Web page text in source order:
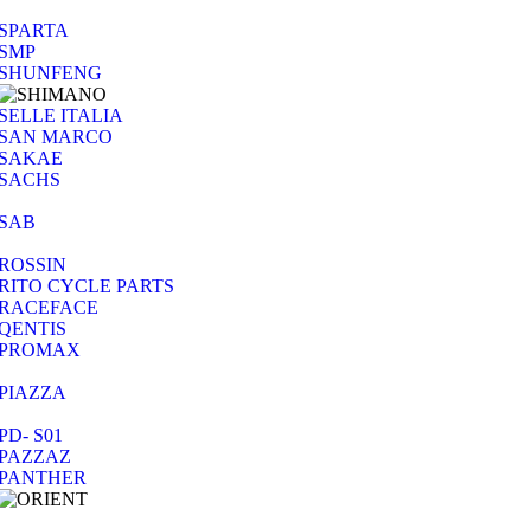
ITALIA
MARCO
CYCLE PARTS
S01